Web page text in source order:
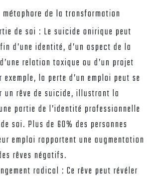
de la transformation
de soi : Le suicide onirique peut
d’une identité, d’un aspect de la
relation toxique ou d’un projet
la perte d’un emploi peut se
un rêve de suicide, illustrant la
partie de l’identité professionnelle
soi. Plus de 60% des personnes
emploi rapportent une augmentation
rêves négatifs.
radical : Ce rêve peut révéler